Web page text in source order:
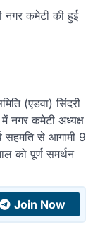
नगर कमेटी की हुई
(एडवा) सिंदरी
नगर कमेटी अध्यक्ष
सहमति से आगामी 9
को पूर्ण समर्थन
Join Now